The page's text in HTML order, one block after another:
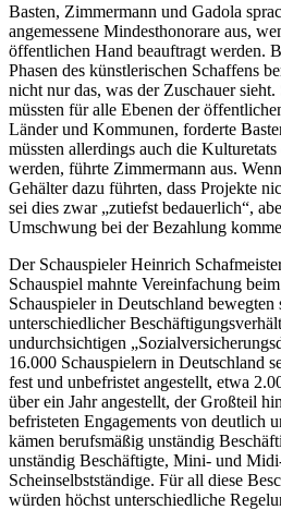
Basten, Zimmermann und Gadola
angemessene Mindesthonorare aus,
öffentlichen Hand beauftragt werden.
Phasen des künstlerischen Schaffens
nicht nur das, was der Zuschauer
müssten für alle Ebenen der
Länder und Kommunen, forderte
müssten allerdings auch die
werden, führte Zimmermann aus.
Gehälter dazu führten, dass Projekte
sei dies zwar „zutiefst bedauerlich“,
Umschwung bei der Bezahlung
Der Schauspieler Heinrich
Schauspiel mahnte Vereinfachung
Schauspieler in Deutschland
unterschiedlicher
undurchsichtigen
16.000 Schauspielern in Deutschland
fest und unbefristet angestellt, etwa
über ein Jahr angestellt, der Großteil
befristeten Engagements von deutlich
kämen berufsmäßig unständig
unständig Beschäftigte, Mini- und
Scheinselbstständige. Für all diese
würden höchst unterschiedliche